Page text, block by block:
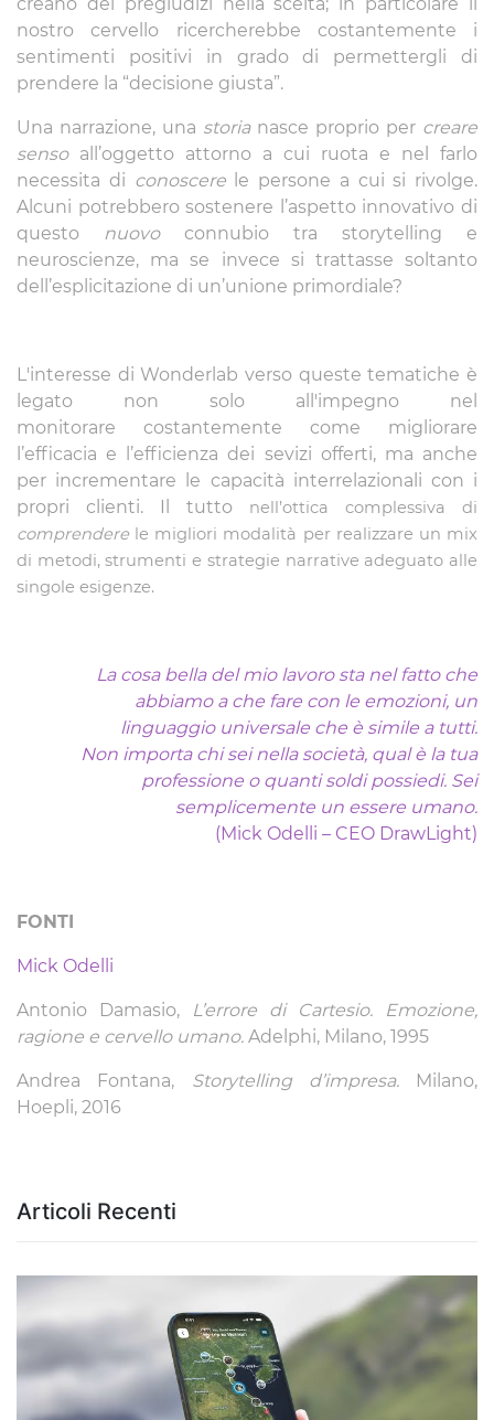
nostro cervello ricercherebbe costantemente i
sentimenti positivi in grado di permettergli di
prendere la “decisione giusta”.
Una narrazione, una storia nasce proprio per creare
senso all’oggetto attorno a cui ruota e nel farlo
necessita di conoscere le persone a cui si rivolge.
Alcuni potrebbero sostenere l’aspetto innovativo di
questo nuovo connubio tra storytelling e
neuroscienze, ma se invece si trattasse soltanto
dell’esplicitazione di un’unione primordiale?
L'interesse di Wonderlab verso queste tematiche è
legato non solo all'impegno nel
monitorare costantemente come migliorare
l’efficacia e l’efficienza dei sevizi offerti, ma anche
per incrementare le capacità interrelazionali con i
propri clienti. Il tutto nell’ottica complessiva di
comprendere le migliori modalità per realizzare un mix
di metodi, strumenti e strategie narrative adeguato alle
singole esigenze.
La cosa bella del mio lavoro sta nel fatto che
abbiamo a che fare con le emozioni, un
linguaggio universale che è simile a tutti.
Non importa chi sei nella società, qual è la tua
professione o quanti soldi possiedi. Sei
semplicemente un essere umano.
(Mick Odelli – CEO DrawLight)
FONTI
Mick Odelli
Antonio Damasio,
L’errore di Cartesio. Emozione,
ragione e cervello umano. Adelphi, Milano, 1995
Andrea Fontana, Storytelling d’impresa.
Milano,
Hoepli, 2016
Articoli Recenti